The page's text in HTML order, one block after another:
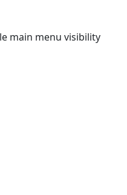
main menu visibility